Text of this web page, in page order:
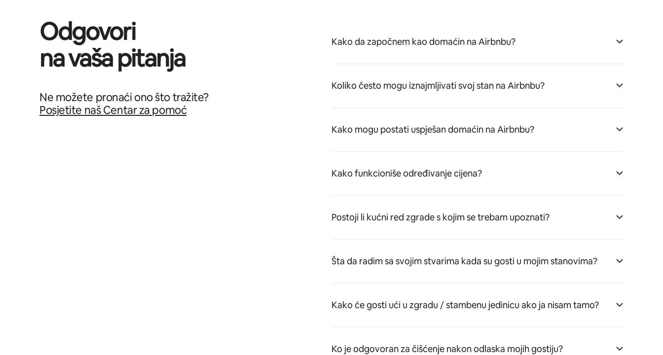
Odgovori
na vaša pitanja
Ne možete pronaći ono što tražite?
Posjetite naš Centar za pomoć
Kako da započnem kao domaćin na Airbnbu?
Koliko često mogu iznajmljivati svoj stan na Airbnbu?
Kako mogu postati uspješan domaćin na Airbnbu?
Kako funkcioniše određivanje cijena?
Postoji li kućni red zgrade s kojim se trebam upoznati?
Šta da radim sa svojim stvarima kada su gosti u mojim stanovima?
Kako će gosti ući u zgradu / stambenu jedinicu ako ja nisam tamo?
Ko je odgovoran za čišćenje nakon odlaska mojih gostiju?